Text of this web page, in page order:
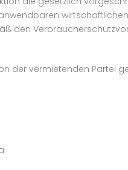
den
der vermietenden Partei